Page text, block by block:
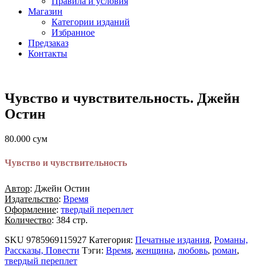
Магазин
Категории изданий
Избранное
Предзаказ
Контакты
Чувство и чувствительность. Джейн
Остин
80.000 сум
Чувство и чувствительность
Автор: Джейн Остин
Издательство: Время
Оформление: твердый переплет
Количество: 384 стр.
SKU 9785969115927 Категория: Печатные издания, Романы,
Рассказы, Повести Тэги: Время, женщина, любовь, роман,
твердый переплет